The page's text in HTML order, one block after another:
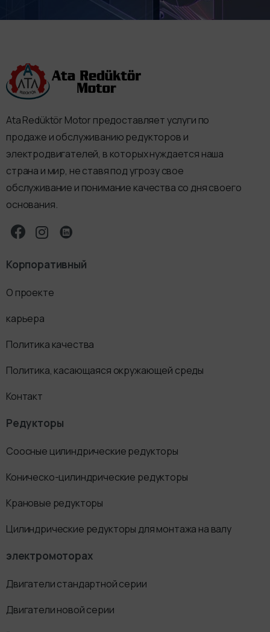
Ata Redüktör Motor предоставляет услуги по
продаже и обслуживанию редукторов и
электродвигателей, в которых нуждается наша
страна и мир, не ставя под угрозу свое
обслуживание и понимание качества со дня своего
основания.
Корпоративный
О проекте
карьера
Политика качества
Политика, касающаяся окружающей среды
Контакт
Редукторы
Соосные цилиндрические редукторы
Коническо-цилиндрические редукторы
Крановые редукторы
Цилиндрические редукторы для монтажа на валу
электромоторах
Двигатели стандартной серии
Двигатели новой серии